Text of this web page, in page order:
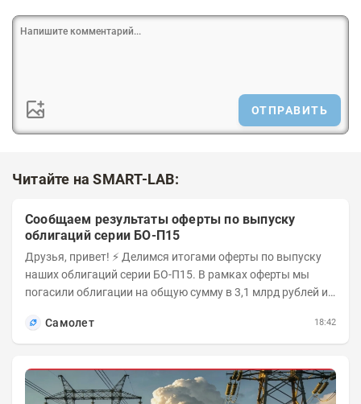
ОТПРАВИТЬ
Читайте на SMART-LAB:
Сообщаем результаты оферты по выпуску
облигаций серии БО-П15
Друзья, привет! ⚡️ Делимся итогами оферты по выпуску
наших облигаций серии БО-П15. В рамках оферты мы
погасили облигации на общую сумму в 3,1 млрд рублей из
Самолет
18:42